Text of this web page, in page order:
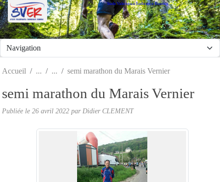
Stade Valeriquais Endurance Running
Accueil semi marathon du Marais Vernier
semi marathon du Marais Vernier
Publiée le 26 avril 2022 par Didier CLEMENT
Panneau de gestion des cookies